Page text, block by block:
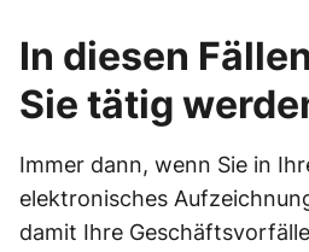
In diesen
Sie tätig
Immer dann, wenn Sie in
elektronisches
damit Ihre